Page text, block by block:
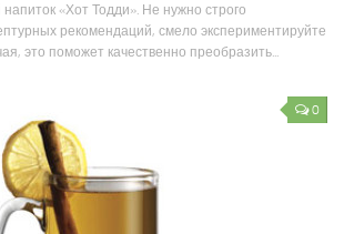
напиток «Хот Тодди». Не нужно строго
рекомендаций, смело экспериментируйте
это поможет качественно преобразить...
0